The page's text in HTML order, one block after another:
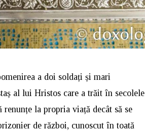
a doi soldați și mari
al lui Hristos care a trăit în secolele
la propria viață decât să se
de război, cunoscut în toată